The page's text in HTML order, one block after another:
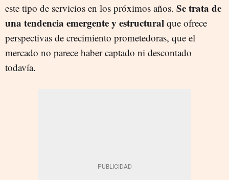
este tipo de servicios en los próximos años. Se trata de
una tendencia emergente y estructural que ofrece
perspectivas de crecimiento prometedoras, que el
mercado no parece haber captado ni descontado
todavía.